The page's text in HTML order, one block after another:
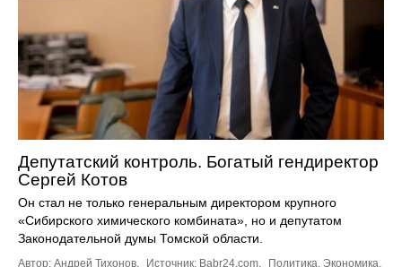
Депутатский контроль. Богатый гендиректор
Сергей Котов
Он стал не только генеральным директором крупного
«Сибирского химического комбината», но и депутатом
Законодательной думы Томской области.
Автор: Андрей Тихонов. Источник: Babr24.com. Политика, Экономика,